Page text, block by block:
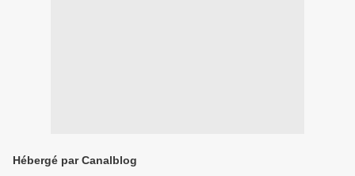
Hébergé par Canalblog